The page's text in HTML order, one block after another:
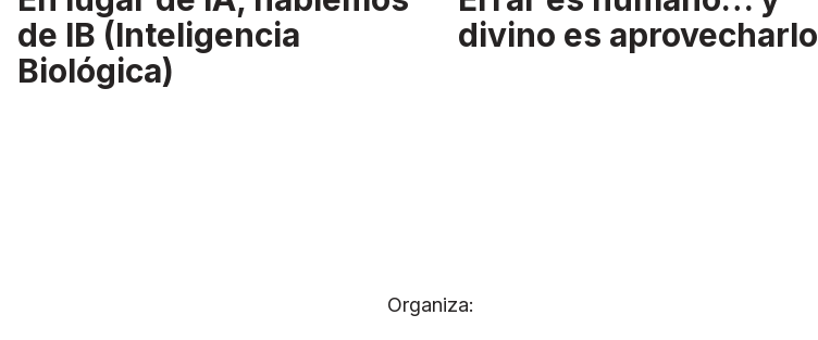
de IB (Inteligencia
Biológica)
divino es aprovecharlo
Organiza: